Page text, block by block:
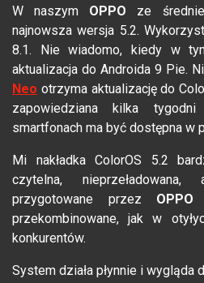
W naszym OPPO ze
najnowsza wersja 5.2.
8.1. Nie wiadomo, kiedy w
aktualizacja do Androida 9 Pie.
Neo otrzyma aktualizację do
zapowiedziana kilka
smartfonach ma być dostępna w
Mi nakładka ColorOS 5.2
czytelna,
przygotowane przez OPPO
przekombinowane, jak w
konkurentów.
System działa płynnie i wygląda